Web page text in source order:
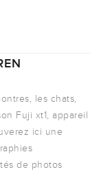
les chats,
Fuji xt1, appareil
ici une
de photos